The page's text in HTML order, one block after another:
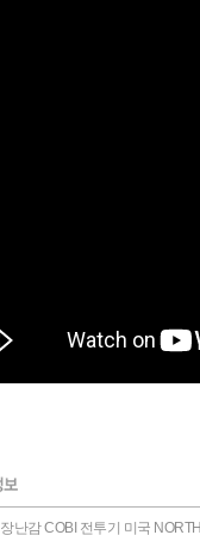
장난감 COBI 전투기 미국